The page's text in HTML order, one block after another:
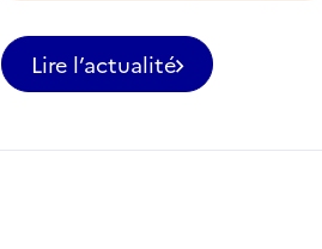
Lire l’actualité
-
Appel
candidatures